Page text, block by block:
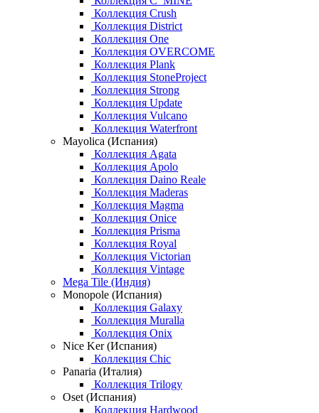
Коллекция Crush
Коллекция District
Коллекция One
Коллекция OVERCOME
Коллекция Plank
Коллекция StoneProject
Коллекция Strong
Коллекция Update
Коллекция Vulcano
Коллекция Waterfront
Mayolica (Испания)
Коллекция Agata
Коллекция Apolo
Коллекция Daino Reale
Коллекция Maderas
Коллекция Magma
Коллекция Onice
Коллекция Prisma
Коллекция Royal
Коллекция Victorian
Коллекция Vintage
Mega Tile (Индия)
Monopole (Испания)
Коллекция Galaxy
Коллекция Muralla
Коллекция Onix
Nice Ker (Испания)
Коллекция Chic
Panaria (Италия)
Коллекция Trilogy
Oset (Испания)
Коллекция Hardwood